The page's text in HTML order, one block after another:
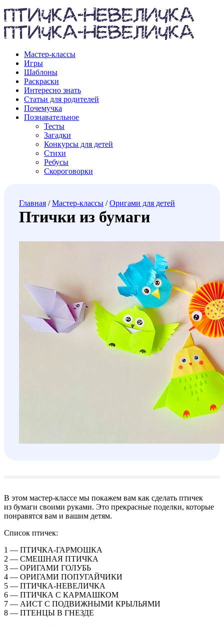
Мастер-классы
Игры
Шаблоны
Раскраски
Интересно знать
Статьи для родителей
Почемучка
Познавательное
Тесты
Загадки
Конкурсы для детей
Стихи
Ребусы
Скороговорки
Главная /Мастер-классы /Оригами для детей
Птички из бумаги
В этом мастер-классе мы покажем вам как сделать птичек
из бумаги своими руками. Это прекрасные поделки, которые
понравятся вам и вашим детям.
Список птичек:
1 — ПТИЧКА-ГАРМОШКА
2 — СМЕШНАЯ ПТИЧКА
3 — ОРИГАМИ ГОЛУБЬ
4 — ОРИГАМИ ПОПУГАЙЧИКИ
5 — ПТИЧКА-НЕВЕЛИЧКА
6 — ПТИЧКА С КАРМАШКОМ
7 — АИСТ С ПОДВИЖНЫМИ КРЫЛЬЯМИ
8 — ПТЕНЦЫ В ГНЕЗДЕ